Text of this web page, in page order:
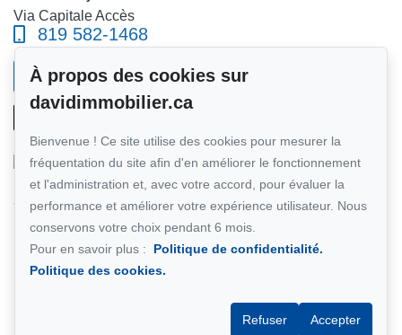
Via Capitale Accès
819 582-1468
Écrivez-moi un courriel
Suivez-moi sur Facebook !
Membre du réseau :Via Capitale
À propos des cookies sur
davidimmobilier.ca
Bienvenue ! Ce site utilise des cookies pour mesurer la
fréquentation du site afin d'en améliorer le fonctionnement
et l'administration et, avec votre accord, pour évaluer la
performance et améliorer votre expérience utilisateur. Nous
conservons votre choix pendant 6 mois.
Pour en savoir plus :
Politique de confidentialité.
Politique des cookies.
Refuser Accepter